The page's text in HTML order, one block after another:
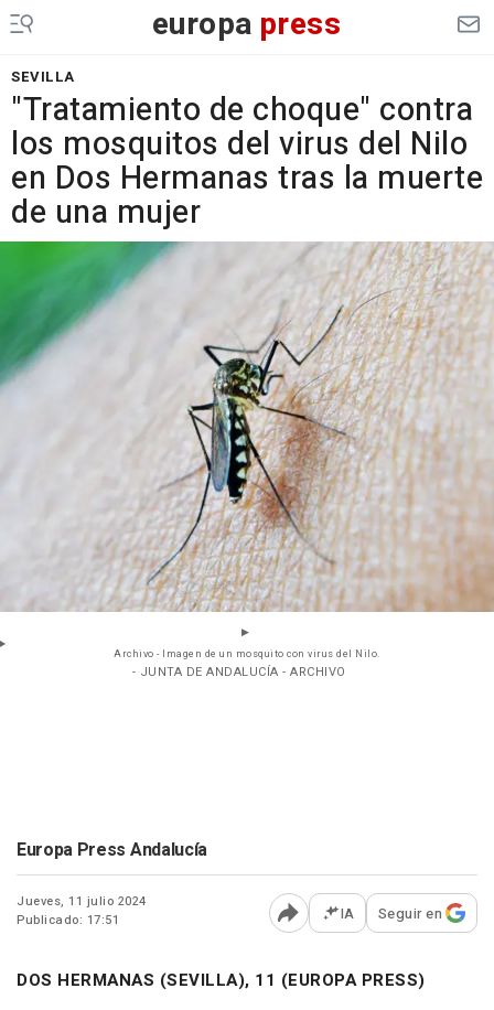
europa press
SEVILLA
"Tratamiento de choque" contra
los mosquitos del virus del Nilo
en Dos Hermanas tras la muerte
de una mujer
Archivo - Imagen de un mosquito con virus del Nilo.
- JUNTA DE ANDALUCÍA - ARCHIVO
Europa Press Andalucía
Jueves, 11 julio 2024
Publicado: 17:51
Abrir opciones para
IA Seguir en
DOS HERMANAS (SEVILLA), 11 (EUROPA PRESS)